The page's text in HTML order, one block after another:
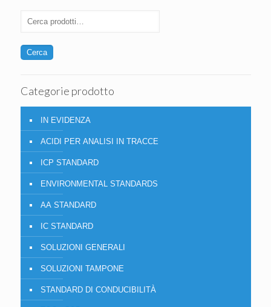
Cerca
Categorie prodotto
IN EVIDENZA
ACIDI PER ANALISI IN TRACCE
ICP STANDARD
ENVIRONMENTAL STANDARDS
AA STANDARD
IC STANDARD
SOLUZIONI GENERALI
SOLUZIONI TAMPONE
STANDARD DI CONDUCIBILITÀ